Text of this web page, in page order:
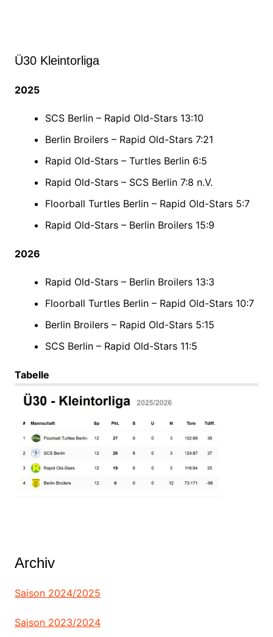
Ü30 Kleintorliga
2025
SCS Berlin – Rapid Old-Stars 13:10
Berlin Broilers – Rapid Old-Stars 7:21
Rapid Old-Stars – Turtles Berlin 6:5
Rapid Old-Stars – SCS Berlin 7:8 n.V.
Floorball Turtles Berlin – Rapid Old-Stars 5:7
Rapid Old-Stars – Berlin Broilers 15:9
2026
Rapid Old-Stars – Berlin Broilers 13:3
Floorball Turtles Berlin – Rapid Old-Stars 10:7
Berlin Broilers – Rapid Old-Stars 5:15
SCS Berlin – Rapid Old-Stars 11:5
Tabelle
Archiv
Saison 2024/2025
Saison 2023/2024